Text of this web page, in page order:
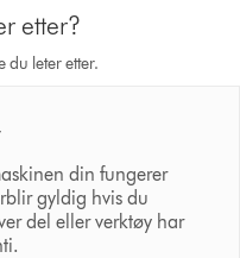
etter?
du leter etter.
din fungerer
gyldig hvis du
del eller verktøy har